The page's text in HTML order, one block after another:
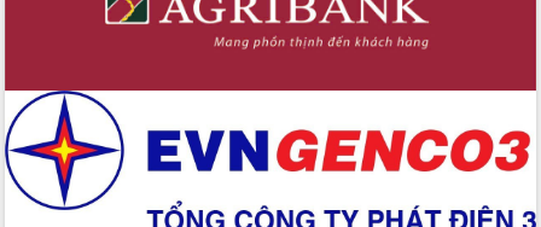
Đắk Lắk: Tôn vinh 46 giải pháp tại Hội
thi Sáng tạo Kỹ thuật 2024 - 2025
về phát triển nuôi trồng thủy sản
Phó Chủ tịch UBND tỉnh Đắk Lắk
Trương Công Thái kiểm tra thực địa
Dự án cao tốc Khánh Hòa - Buôn Ma
Thuột